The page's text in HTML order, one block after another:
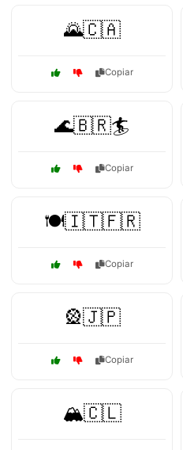
🌄🇨🇦
Copiar
🌊🇧🇷🏄
Copiar
🍽️🇮🇹🇫🇷
Copiar
🎡🇯🇵
Copiar
🏔️🇨🇱